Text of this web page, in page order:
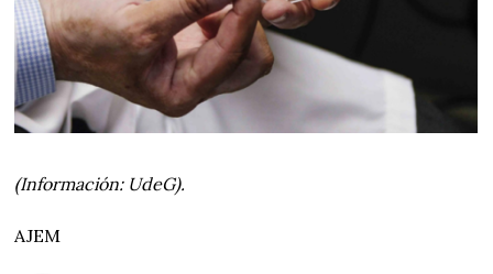
(Información: UdeG).
AJEM